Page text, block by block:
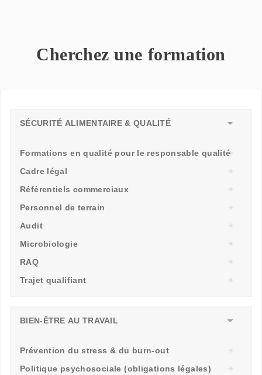
Cherchez une formation
SÉCURITÉ ALIMENTAIRE & QUALITÉ
Formations en qualité pour le responsable qualité
Cadre légal
Référentiels commerciaux
Personnel de terrain
Audit
Microbiologie
RAQ
Trajet qualifiant
BIEN-ÊTRE AU TRAVAIL
Prévention du stress & du burn-out
Politique psychosociale (obligations légales)